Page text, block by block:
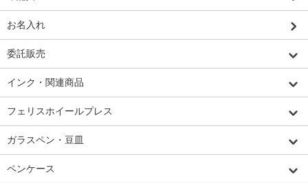
お名入れ
委託販売
インク・関連商品
フェリスホイールプレス
ガラスペン・豆皿
ペンケース